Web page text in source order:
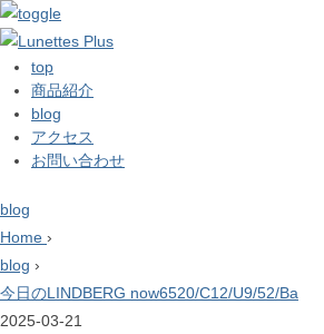
top
商品紹介
blog
アクセス
お問い合わせ
blog
Home ›
blog ›
今日のLINDBERG now6520/C12/U9/52/Ba
2025-03-21